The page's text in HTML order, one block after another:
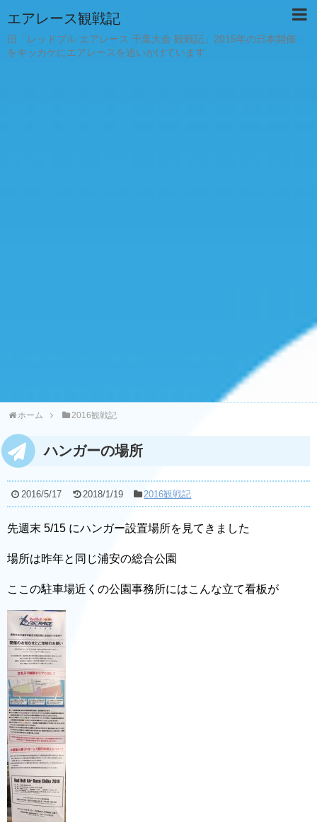
エアレース観戦記
旧「レッドブル エアレース 千葉大会 観戦記」2015年の日本開催
をキッカケにエアレースを追いかけています
ホーム 2016観戦記
ハンガーの場所
2016/5/17 2018/1/19 2016観戦記
先週末 5/15 にハンガー設置場所を見てきました
場所は昨年と同じ浦安の総合公園
ここの駐車場近くの公園事務所にはこんな立て看板が